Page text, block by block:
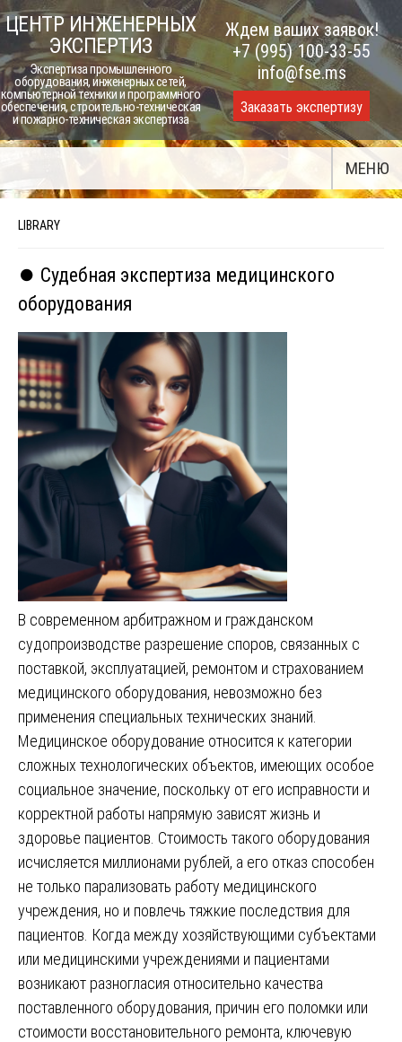
Skip
to
content
ЦЕНТР ИНЖЕНЕРНЫХ
ЭКСПЕРТИЗ
Экспертиза промышленного
оборудования, инженерных сетей,
компьютерной техники и программного
обеспечения, строительно-техническая
и пожарно-техническая экспертиза
Ждем ваших заявок!
+7 (995) 100-33-55
info@fse.ms
Заказать экспертизу
МЕНЮ
LIBRARY
⏺️ Судебная экспертиза медицинского
оборудования
В современном арбитражном и гражданском
судопроизводстве разрешение споров, связанных с
поставкой, эксплуатацией, ремонтом и страхованием
медицинского оборудования, невозможно без
применения специальных технических знаний.
Медицинское оборудование относится к категории
сложных технологических объектов, имеющих особое
социальное значение, поскольку от его исправности и
корректной работы напрямую зависят жизнь и
здоровье пациентов. Стоимость такого оборудования
исчисляется миллионами рублей, а его отказ способен
не только парализовать работу медицинского
учреждения, но и повлечь тяжкие последствия для
пациентов. Когда между хозяйствующими субъектами
или медицинскими учреждениями и пациентами
возникают разногласия относительно качества
поставленного оборудования, причин его поломки или
стоимости восстановительного ремонта, ключевую